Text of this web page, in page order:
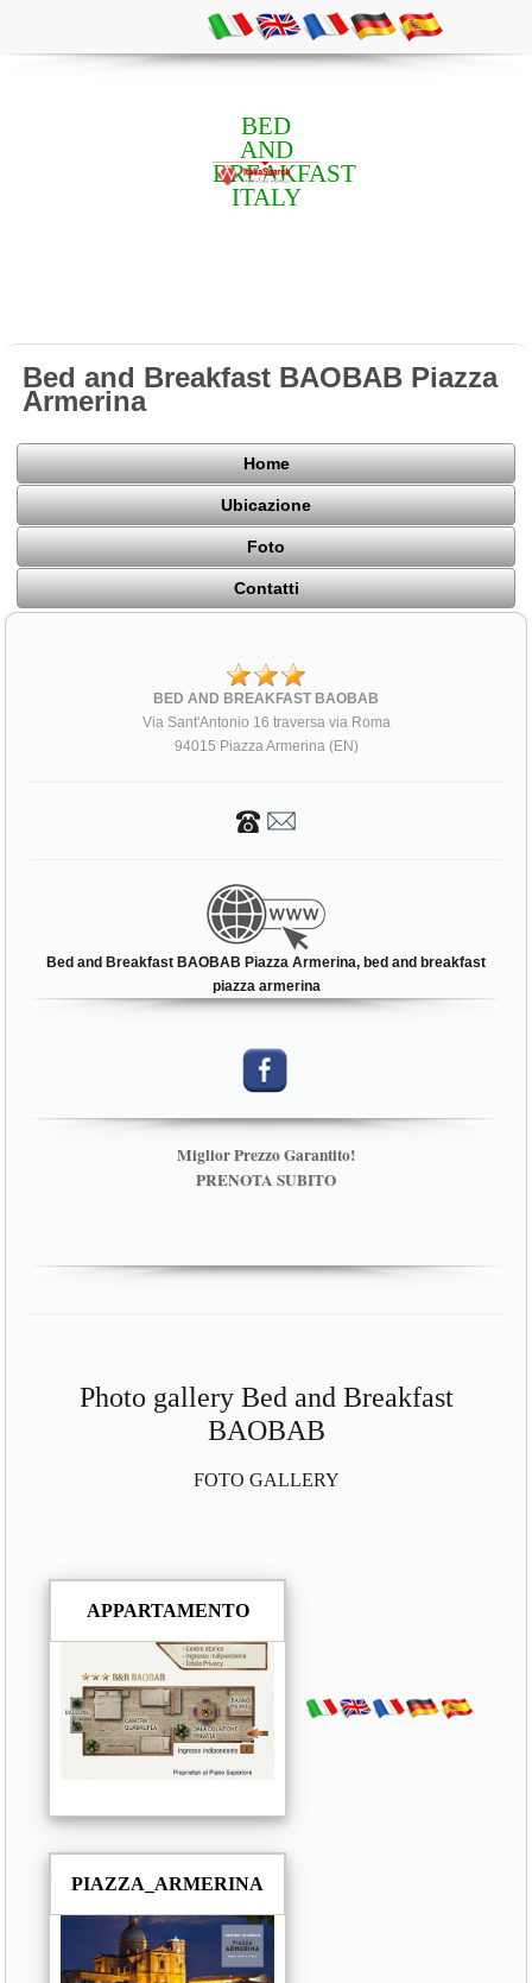
BED
AND
BREAKFAST
ITALY
Bed and Breakfast BAOBAB Piazza
Armerina
Home
Ubicazione
Foto
Contatti
BED AND BREAKFAST BAOBAB
Via Sant'Antonio 16 traversa via Roma
94015 Piazza Armerina (EN)
Bed and Breakfast BAOBAB Piazza Armerina, bed and breakfast
piazza armerina
Miglior Prezzo Garantito!
PRENOTA SUBITO
Photo gallery Bed and Breakfast
BAOBAB
FOTO GALLERY
APPARTAMENTO
PIAZZA_ARMERINA